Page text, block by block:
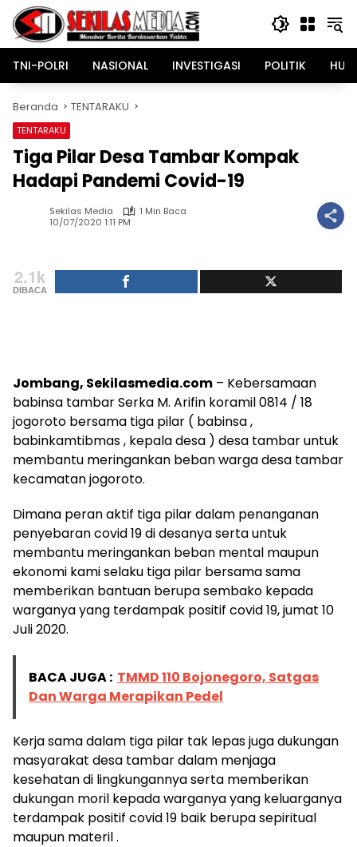
Langsung
konten
TNI-POLRI
NASIONAL INVESTIGASI POLITIK
Beranda TENTARAKU
TENTARAKU
Tiga Pilar Desa Tambar Kompak
Hadapi Pandemi Covid-19
Sekilas Media
1 Min Baca
10/07/2020 1:11 PM
2.1k
DIBACA
Jombang, Sekilasmedia.com – Kebersamaan
babinsa tambar Serka M. Arifin koramil 0814 / 18
jogoroto bersama tiga pilar ( babinsa ,
babinkamtibmas , kepala desa ) desa tambar untuk
membantu meringankan beban warga desa tambar
kecamatan jogoroto.
Dimana peran aktif tiga pilar dalam penanganan
penyebaran covid 19 di desanya serta untuk
membantu meringankan beban mental maupun
ekonomi kami selaku tiga pilar bersama sama
memberikan bantuan berupa sembako kepada
warganya yang terdampak positif covid 19, jumat 10
Juli 2020.
BACA JUGA : TMMD 110 Bojonegoro, Satgas
Dan Warga Merapikan Pedel
Kerja sama dalam tiga pilar tak lepas juga dukungan
masyarakat desa tambar dalam menjaga
kesehatan di lingkungannya serta memberikan
dukungan moril kepada warganya yang keluarganya
terdampak positif covid 19 baik berupa sepiritual
maupun materil .